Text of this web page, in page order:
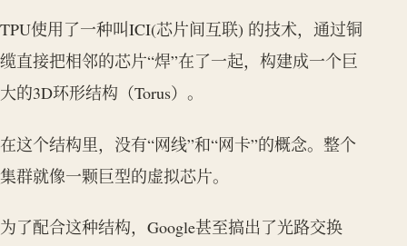
TPU使用了一种叫ICI(芯片间互联) 的技术，通过铜
缆直接把相邻的芯片“焊”在了一起，构建成一个巨
大的3D环形结构（Torus）。
在这个结构里，没有“网线”和“网卡”的概念。整个
集群就像一颗巨型的虚拟芯片。
为了配合这种结构，Google甚至搞出了光路交换